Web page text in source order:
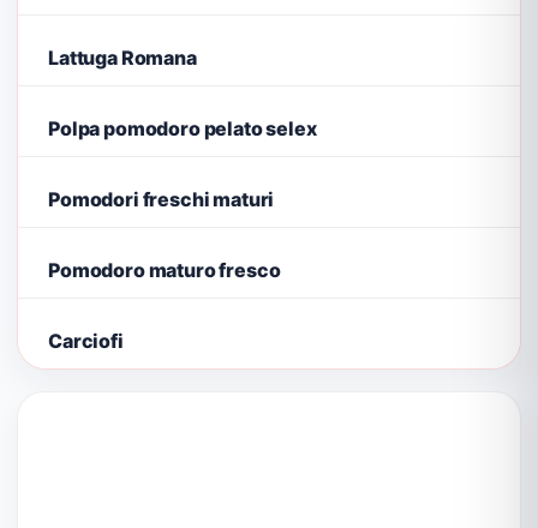
Lattuga Romana
Polpa pomodoro pelato selex
Pomodori freschi maturi
Pomodoro maturo fresco
Carciofi